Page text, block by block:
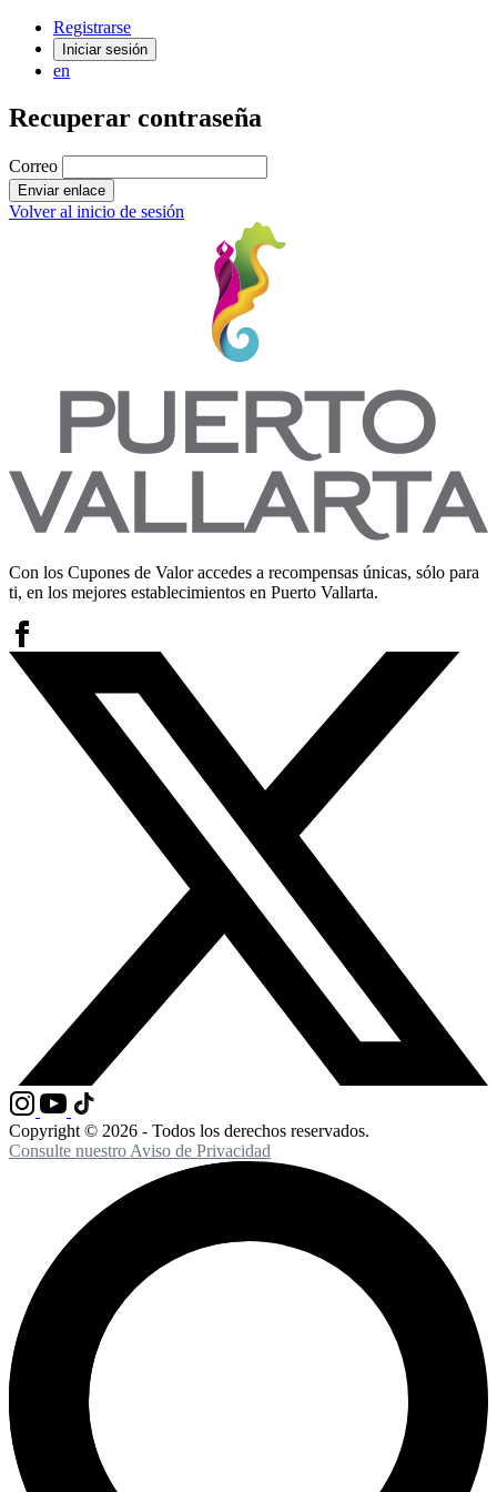
Registrarse
Iniciar sesión
en
Recuperar contraseña
Correo
Enviar enlace
Volver al inicio de sesión
Con los Cupones de Valor accedes a recompensas únicas, sólo para
ti, en los mejores establecimientos en Puerto Vallarta.
Copyright © 2026 - Todos los derechos reservados.
Consulte nuestro Aviso de Privacidad